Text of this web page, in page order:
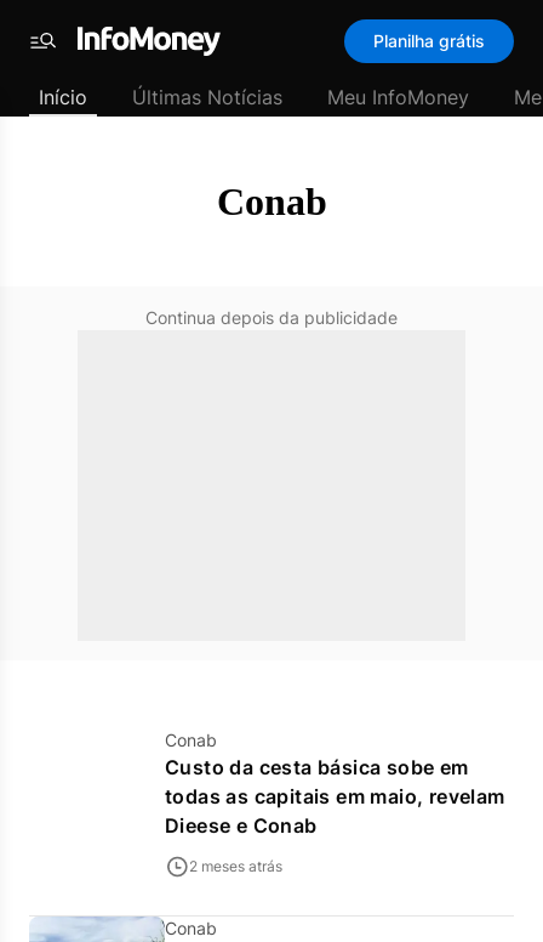
Padrão
Últimas
Menu
Planilha grátis
Início Últimas Notícias Meu InfoMoney
Conab
Continua depois da publicidade
Conab
Custo da cesta básica sobe em
todas as capitais em maio, revelam
Dieese e Conab
2 meses atrás
Conab